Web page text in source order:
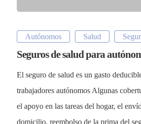
Autónomos Salud
Seguros de salud para
El seguro de salud es un gasto
trabajadores autónomos Algunas
el apoyo en las tareas del hogar, el
domicilio, reembolso de la prima del